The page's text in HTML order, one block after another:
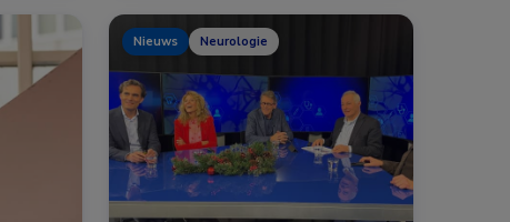
Nieuws Neurologie